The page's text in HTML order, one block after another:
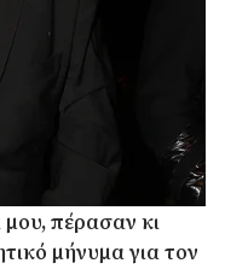
πέρασαν κι
μήνυμα για τον